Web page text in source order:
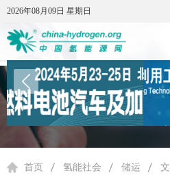
2026年08月09日 星期日
2026年08月09日 星期日
氢能社
首页 氢能社会 储运